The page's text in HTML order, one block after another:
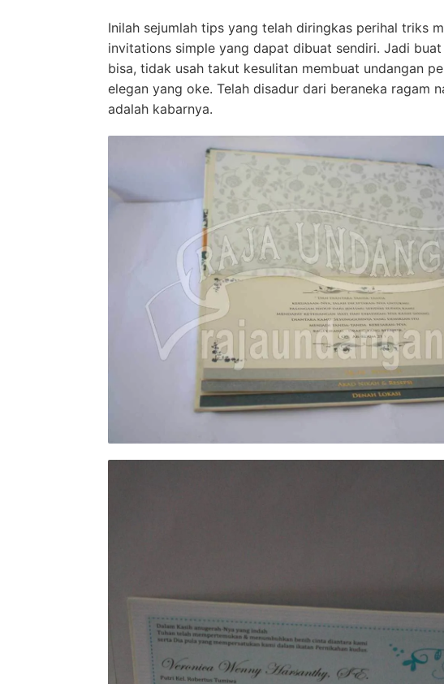
Inilah sejumlah tips yang telah diringkas perihal triks
invitations simple yang dapat dibuat sendiri. Jadi
bisa, tidak usah takut kesulitan membuat undangan
elegan yang oke. Telah disadur dari beraneka ragam
adalah kabarnya.